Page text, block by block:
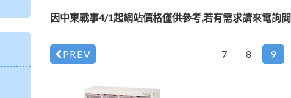
消息
因中東戰事4/1起網站價格僅供參考,若有需求請來電詢問
PREV 7 8 9